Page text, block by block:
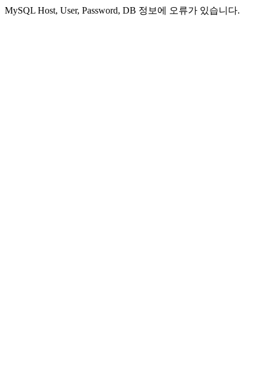
MySQL Host, User, Password, DB 정보에 오류가 있습니다.